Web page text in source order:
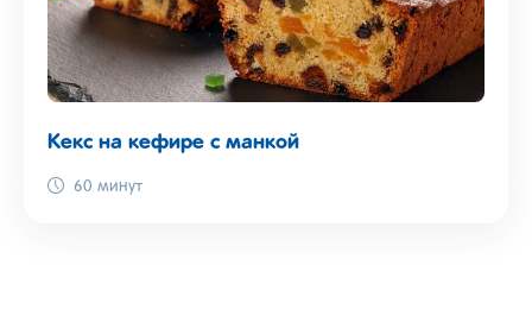
Кекс на кефире с манкой
60 минут